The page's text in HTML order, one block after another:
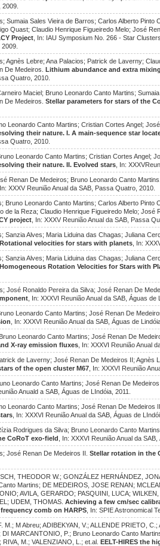
Sumaia Sales Vieira de Barros; Carlos Alberto Pinto
Quast; Claudio Henrique Figueiredo Melo; José
Project , In: IAU Symposium No. 266 - Star
Agnès Lebre; Ana Palacios; Patrick de Laverny;
De Medeiros.Lithium abundance and extra
Quatro, 2010.
Maciel; Bruno Leonardo Canto Martins;
De Medeiros.Stellar parameters for stars of the
Leonardo Canto Martins; Cristian Cortes Angel;
their nature. I. A main-sequence star
Quatro, 2010.
Leonardo Canto Martins; Cristian Cortes Angel;
their nature. II. Evolved stars , In:
Renan De Medeiros; Bruno Leonardo Canto Martins.
, In: XXXV Reunião Anual da SAB, Passa Quatro, 2010.
Bruno Leonardo Canto Martins; Carlos Alberto Pinto
de la Reza; Claudio Henrique Figueiredo Melo; José
project , In: XXXV Reunião Anual da SAB, Passa
Sanzia Alves; Maria Liduina das Chagas; Juliana
Rotational velocities for stars with planets , In:
Sanzia Alves; Maria Liduina das Chagas; Juliana
Homogeneous Rotation Velocities for Stars with
José Ronaldo Pereira da Silva; José Renan De
, In: XXXVI Reunião Anual da SAB, Águas de
Leonardo Canto Martins; José Renan De
, In: XXXVI Reunião Anual da SAB, Águas de
Leonardo Canto Martins; José Renan De
X-ray emission fluxes , In: XXXVI Reunião Anual
de Laverny; José Renan De Medeiros II; Agnès
of the open cluster M67 , In: XXXVI Reunião
Leonardo Canto Martins; José Renan De Medeiros
Anuald a SAB, Águas de LIndóia, 2011.
Leonardo Canto Martins; José Renan De Medeiros II.
, In: XXXVI Reunião Anual da SAB, Águas de
Rodrigues da Silva; Bruno Leonardo Canto
CoRoT exo-field
, In: XXXVI Reunião Anual da
José Renan De Medeiros II. Stellar rotation in the
THEODOR W.; GONZÁLEZ HERNÁNDEZ,
Martins; DE MEDEIROS, JOSE RENAN;
AVILA, GERARDO; PASQUINI, LUCA;
UDEM, THOMAS.Achieving a few cm/sec
comb on HARPS , In: SPIE Astronomical
M.; M Abreu; ADIBEKYAN, V.; ALLENDE PRIETO,
DI MARCANTONIO, P.; Bruno Leonardo Canto
RIVA, M.; VALENZIANO, L.; et.al.EELT-HIRES the